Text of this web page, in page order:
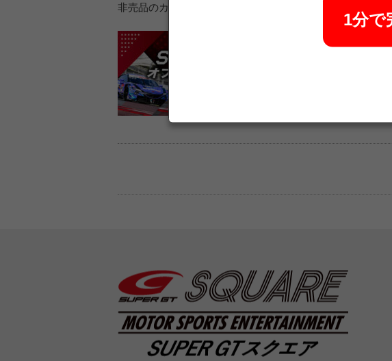
非売品のカレンダーが手に入る、このチャンスをお見逃し
1分で